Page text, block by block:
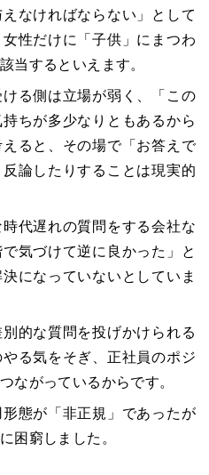
なければならない」として
性だけに「子供」にまつわ
当するといえます。
る側は立場が弱く、「この
ちが多少なりともあるから
ると、その場で「お答えで
論したりすることは現実的
時代遅れの質問をする会社な
気づけて逆に良かった」と
になっていないとしていま
的な質問を投げかけられる
る気をそぎ、正社員のポジ
ながっているからです。
態が「非正規」であったが
困窮しました。